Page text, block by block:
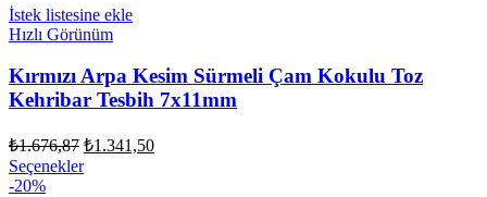
İstek listesine ekle
Hızlı Görünüm
Kırmızı Arpa Kesim Sürmeli Çam Kokulu Toz
Kehribar Tesbih 7x11mm
₺1.676,87 Orijinal
fiyat:
₺1.341,50Şu
Seçenekler
-20%